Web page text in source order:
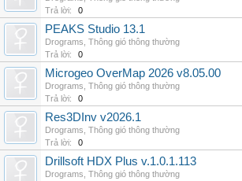
Trả lời:
0
PEAKS Studio 13.1
Drograms Thông gió thông thường
Trả lời:
0
Microgeo OverMap 2026 v8.05.00
Drograms Thông gió thông thường
Trả lời:
0
Res3DInv v2026.1
Drograms Thông gió thông thường
Trả lời:
0
Drillsoft HDX Plus v.1.0.1.113
Drograms Thông gió thông thường